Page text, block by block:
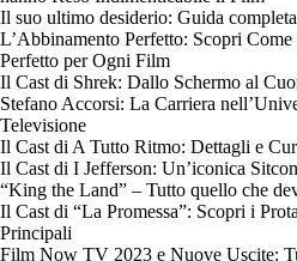
Il suo ultimo desiderio: Guida
L’Abbinamento Perfetto: Scopri
Perfetto per Ogni Film
Il Cast di Shrek: Dallo Schermo al
Stefano Accorsi: La Carriera
Televisione
Il Cast di A Tutto Ritmo: Dettagli e
Il Cast di I Jefferson: Un’iconica
“King the Land” – Tutto quello che
Il Cast di “La Promessa”: Scopri i
Principali
Film Now TV 2023 e Nuove Uscite: